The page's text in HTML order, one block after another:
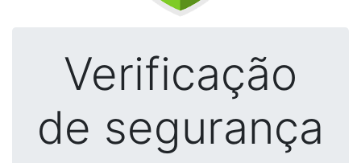
Verificação
de segurança